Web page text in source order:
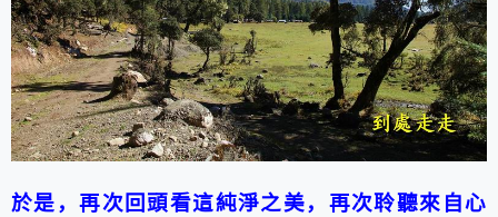
於是，再次回頭看這純淨之美，再次聆聽來自心